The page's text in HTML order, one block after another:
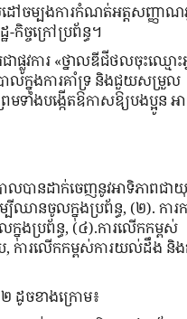
លដៅចម្បងការកំណត់អត្តសញ្ញាណ
កិច្ចក្រៅប្រព័ន្ធ។
ផ្លូវការ «ថ្នាលឌីជីថលចុះឈ្មោះ
បាលក្នុងការគាំទ្រ និងជួយសម្រួល
មទាំងបង្កើតឱកាសឱ្យបងប្អូន អ
ាលបានដាក់​ចេញ​នូវអាទិភាពជាយុ
ានចូល​ក្នុង​ប្រព័ន្ធ, (២). ការ
នុងប្រព័ន្ធ, (៤).ការលើកកម្ពស់
, ការលើកកម្ពស់​ការយល់ដឹង និង
២ ដូចខាងក្រោម៖